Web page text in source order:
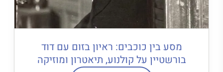
מסע בין כוכבים: ראיון בזום עם דוד
בורשטיין על קולנוע, תיאטרון ומוזיקה